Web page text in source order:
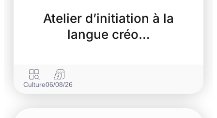
Atelier d’initiation à la
langue créo…
Culture06/08/26